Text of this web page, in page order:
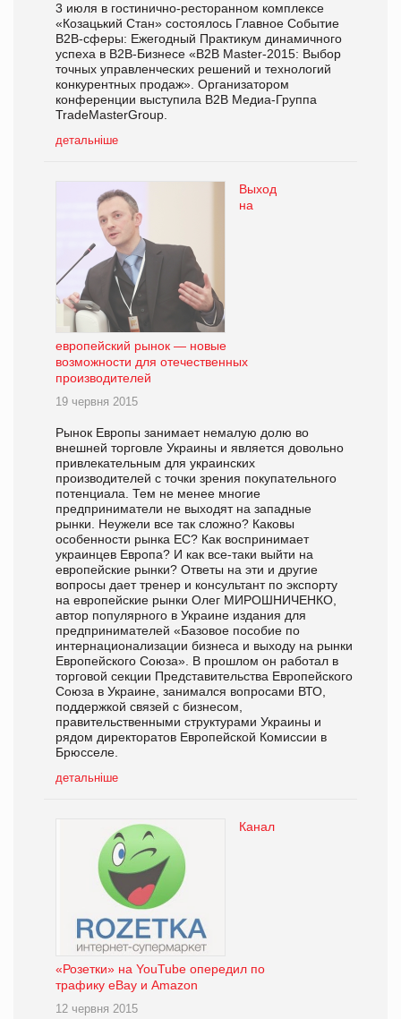
3 июля в гостинично-ресторанном комплексе
«Козацький Стан» состоялось Главное Событие
В2В-сферы: Ежегодный Практикум динамичного
успеха в В2В-Бизнесе «B2B Master-2015: Выбор
точных управленческих решений и технологий
конкурентных продаж». Организатором
конференции выступила В2В Медиа-Группа
TradeMasterGroup.
детальніше
Выход
на
европейский рынок — новые
возможности для отечественных
производителей
19 червня 2015
Рынок Европы занимает немалую долю во
внешней торговле Украины и является довольно
привлекательным для украинских
производителей с точки зрения покупательного
потенциала. Тем не менее многие
предприниматели не выходят на западные
рынки. Неужели все так сложно? Каковы
особенности рынка ЕС? Как воспринимает
украинцев Европа? И как все-таки выйти на
европейские рынки? Ответы на эти и другие
вопросы дает тренер и консультант по экспорту
на европейские рынки Олег МИРОШНИЧЕНКО,
автор популярного в Украине издания для
предпринимателей «Базовое пособие по
интернационализации бизнеса и выходу на рынки
Европейского Союза». В прошлом он работал в
торговой секции Представительства Европейского
Союза в Украине, занимался вопросами ВТО,
поддержкой связей с бизнесом,
правительственными структурами Украины и
рядом директоратов Европейской Комиссии в
Брюсселе.
детальніше
Канал
«Розетки» на YouTube опередил по
трафику eBay и Amazon
12 червня 2015